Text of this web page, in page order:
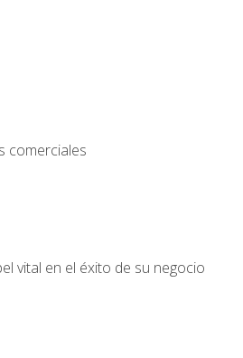
comerciales
vital en el éxito de su negocio